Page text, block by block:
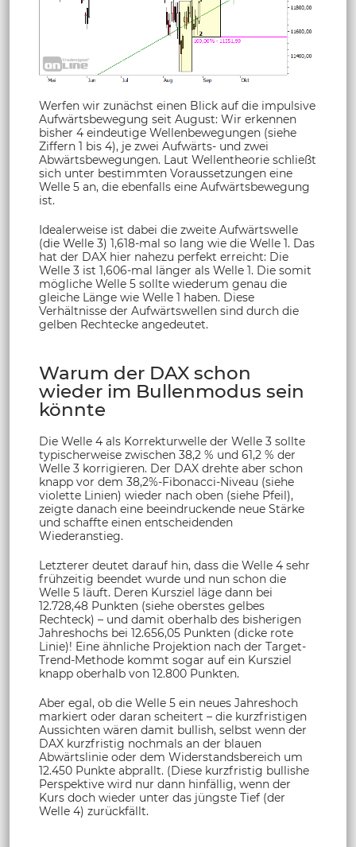
Werfen wir zunächst einen Blick auf die impulsive
Aufwärtsbewegung seit August: Wir erkennen
bisher 4 eindeutige Wellenbewegungen (siehe
Ziffern 1 bis 4), je zwei Aufwärts- und zwei
Abwärtsbewegungen. Laut Wellentheorie schließt
sich unter bestimmten Voraussetzungen eine
Welle 5 an, die ebenfalls eine Aufwärtsbewegung
ist.
Idealerweise ist dabei die zweite Aufwärtswelle
(die Welle 3) 1,618-mal so lang wie die Welle 1. Das
hat der DAX hier nahezu perfekt erreicht: Die
Welle 3 ist 1,606-mal länger als Welle 1. Die somit
mögliche Welle 5 sollte wiederum genau die
gleiche Länge wie Welle 1 haben. Diese
Verhältnisse der Aufwärtswellen sind durch die
gelben Rechtecke angedeutet.
Warum der DAX schon
wieder im Bullenmodus sein
könnte
Die Welle 4 als Korrekturwelle der Welle 3 sollte
typischerweise zwischen 38,2 % und 61,2 % der
Welle 3 korrigieren. Der DAX drehte aber schon
knapp vor dem 38,2%-Fibonacci-Niveau (siehe
violette Linien) wieder nach oben (siehe Pfeil),
zeigte danach eine beeindruckende neue Stärke
und schaffte einen entscheidenden
Wiederanstieg.
Letzterer deutet darauf hin, dass die Welle 4 sehr
frühzeitig beendet wurde und nun schon die
Welle 5 läuft. Deren Kursziel läge dann bei
12.728,48 Punkten (siehe oberstes gelbes
Rechteck) – und damit oberhalb des bisherigen
Jahreshochs bei 12.656,05 Punkten (dicke rote
Linie)! Eine ähnliche Projektion nach der Target-
Trend-Methode kommt sogar auf ein Kursziel
knapp oberhalb von 12.800 Punkten.
Aber egal, ob die Welle 5 ein neues Jahreshoch
markiert oder daran scheitert – die kurzfristigen
Aussichten wären damit bullish, selbst wenn der
DAX kurzfristig nochmals an der blauen
Abwärtslinie oder dem Widerstandsbereich um
12.450 Punkte abprallt. (Diese kurzfristig bullishe
Perspektive wird nur dann hinfällig, wenn der
Kurs doch wieder unter das jüngste Tief (der
Welle 4) zurückfällt.